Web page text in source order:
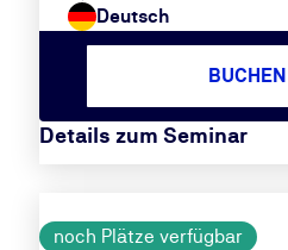
Deutsch
Details zum Seminar
BUCHEN
noch Plätze verfügbar